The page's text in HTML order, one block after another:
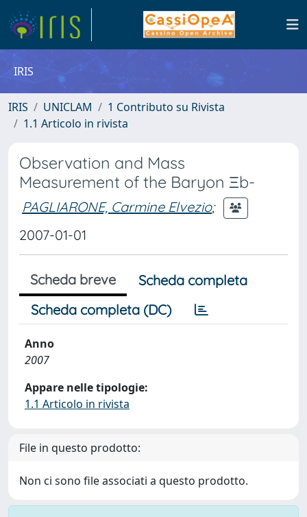
IRIS
IRIS UNICLAM
1 Contributo su Rivista
1.1 Articolo in rivista
Observation and Mass
Measurement of the Baryon Ξb-
PAGLIARONE, Carmine Elvezio;
2007-01-01
Scheda breve
Scheda completa
Scheda completa (DC)
Anno
2007
Appare nelle tipologie:
1.1 Articolo in rivista
File in questo prodotto:
Non ci sono file associati a questo prodotto.